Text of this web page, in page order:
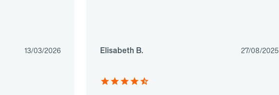
13/03/2026 Elisabeth B. 27/08/2025